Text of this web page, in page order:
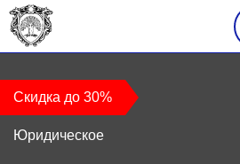
Скидка до 30%
Юридическое